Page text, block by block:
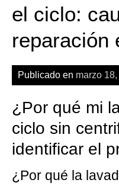
el ciclo:
reparación
Publicado en marzo
¿Por qué mi
ciclo sin
identificar el
¿Por qué la